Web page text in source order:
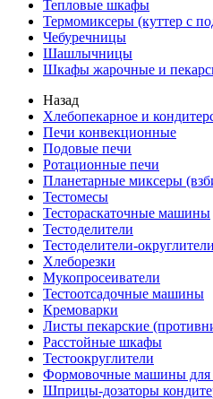
Тепловые шкафы
Термомиксеры (куттер с
Чебуречницы
Шашлычницы
Шкафы жарочные и
Назад
Хлебопекарное и
Печи конвекционные
Подовые печи
Ротационные печи
Планетарные миксеры
Тестомесы
Тестораскаточные машины
Тестоделители
Тестоделители-округлители
Хлеборезки
Мукопросеиватели
Тестоотсадочные машины
Кремоварки
Листы пекарские
Расстойные шкафы
Тестоокруглители
Формовочные машины для
Шприцы-дозаторы